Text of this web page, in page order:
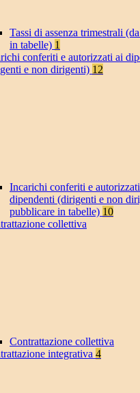
Tassi di assenza trimestrali
in tabelle) 1
conferiti e autorizzati ai
e non dirigenti) 12
Incarichi conferiti e
dipendenti (dirigenti e non
pubblicare in tabelle) 10
collettiva
Contrattazione collettiva
integrativa 4